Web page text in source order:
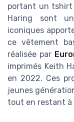
portant un tshirt
Haring sont
iconiques
ce vêtement
réalisée par
imprimés Keith
en 2022. Ces
jeunes
tout en restant à